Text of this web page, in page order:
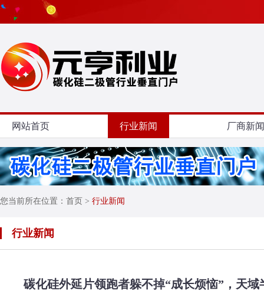
网站首页 行业新闻 厂商新
您当前所在位置： 首页 > 行业新闻
行业新闻
碳化硅外延片领跑者躲不掉“成长烦恼”，天